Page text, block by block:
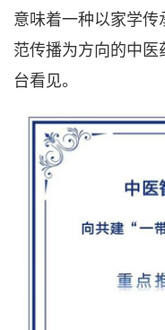
意味着一种以家学
范传播为方向的中
台看见。